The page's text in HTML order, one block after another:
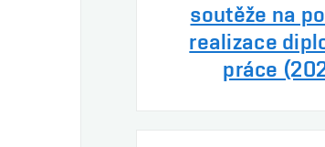
soutěže na
realizace
práce